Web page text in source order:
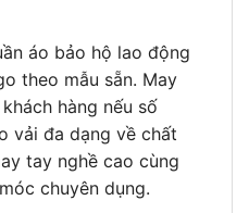
áo bảo hộ lao động
theo mẫu sẵn. May
hàng nếu số
vải đa dạng về chất
tay nghề cao cùng
chuyên dụng.